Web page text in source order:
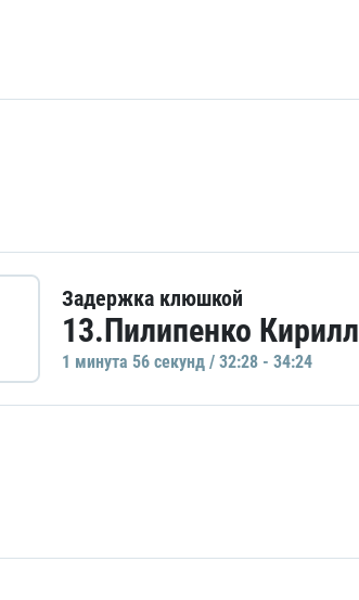
Задержка клюшкой
13.Пилипенко Кирилл
1 минутa 56 секунд / 32:28 - 34:24